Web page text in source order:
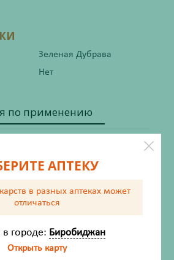
Зеленая Дубрава
Нет
по применению
АПТЕКУ
в разных аптеках может
отличаться
в городе: Биробиджан
Открыть карту